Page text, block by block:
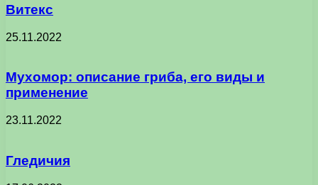
Витекс
25.11.2022
Мухомор: описание гриба, его виды и
применение
23.11.2022
Гледичия